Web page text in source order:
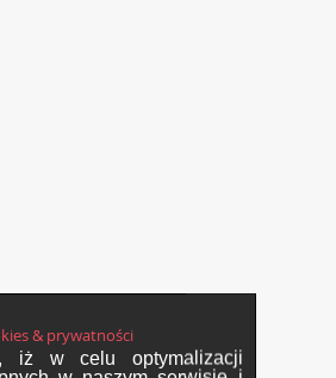
& prywatności
iż w celu optymalizacji